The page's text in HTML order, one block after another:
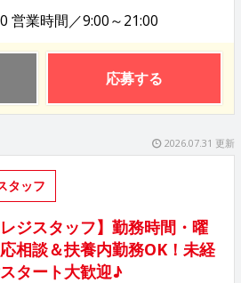
営業時間／9:00～21:00
応募する
2026.07.31 更新
タッフ
レジスタッフ】勤務時間・曜
相談＆扶養内勤務OK！未経
タート大歓迎♪